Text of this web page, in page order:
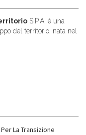
S.P.A. è una
del territorio, nata nel
La Transizione